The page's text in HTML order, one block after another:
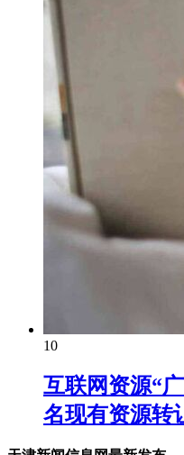
10
互联网资源“
名现有资源转